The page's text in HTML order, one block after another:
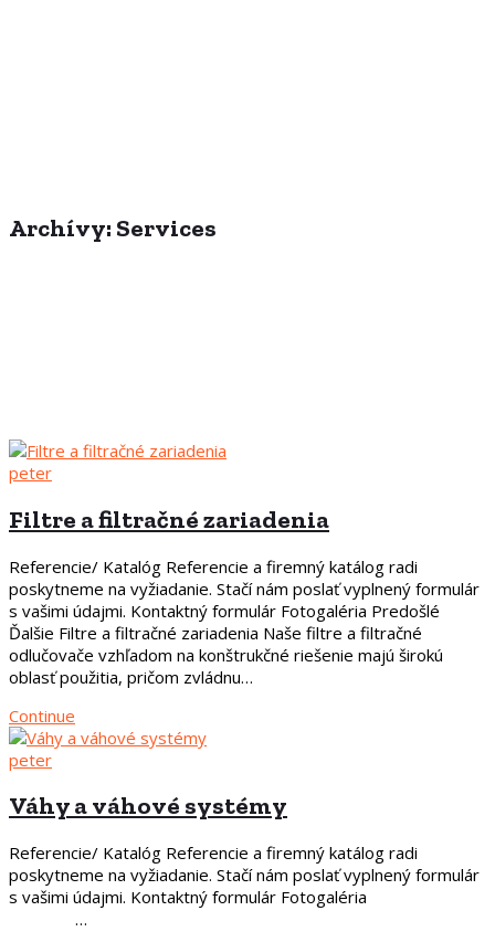
Archívy: Services
peter
Filtre a filtračné zariadenia
Referencie/ Katalóg Referencie a firemný katálog radi
poskytneme na vyžiadanie. Stačí nám poslať vyplnený formulár
s vašimi údajmi. Kontaktný formulár Fotogaléria Predošlé
Ďalšie Filtre a filtračné zariadenia Naše filtre a filtračné
odlučovače vzhľadom na konštrukčné riešenie majú širokú
oblasť použitia, pričom zvládnu…
Continue
peter
Váhy a váhové systémy
Referencie/ Katalóg Referencie a firemný katálog radi
poskytneme na vyžiadanie. Stačí nám poslať vyplnený formulár
s vašimi údajmi. Kontaktný formulár Fotogaléria
…